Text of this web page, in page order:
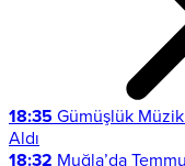
18:35 Gümüşlük
Aldı
18:32 Muğla’da